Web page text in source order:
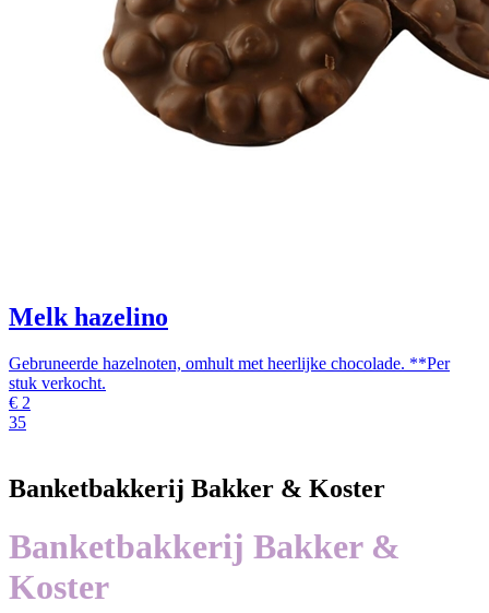
Melk hazelino
Gebruneerde hazelnoten, omhult met heerlijke chocolade. **Per
stuk verkocht.
€ 2
35
Banketbakkerij Bakker & Koster
Banketbakkerij Bakker &
Koster